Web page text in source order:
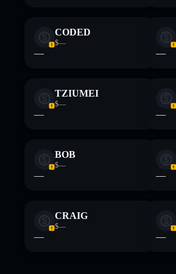
CODED
$—
— —
TZIUMEI
$—
— —
BOB
$—
— —
CRAIG
$—
— —